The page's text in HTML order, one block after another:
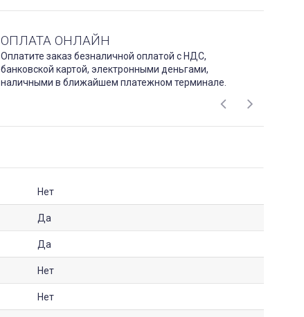
ОПЛАТА ОНЛАЙН
Оплатите заказ безналичной оплатой с НДС,
банковской картой, электронными деньгами,
наличными в ближайшем платежном терминале.
Нет
Да
Да
Нет
Нет